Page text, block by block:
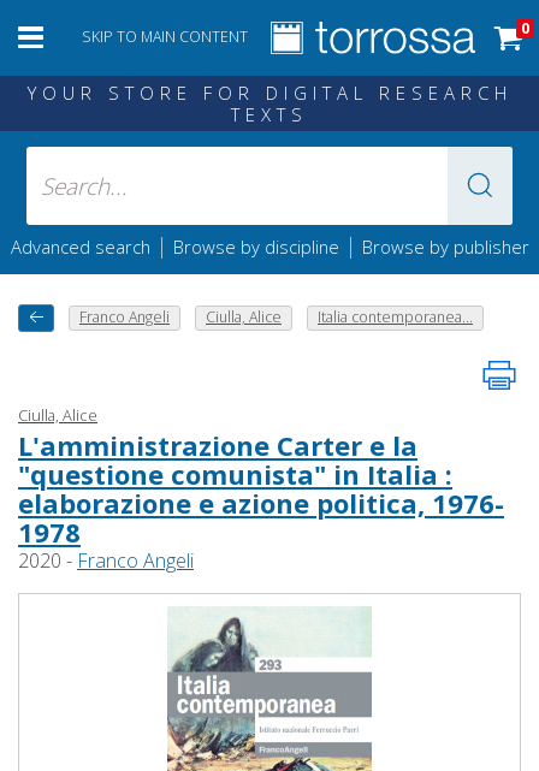
SKIP TO MAIN CONTENT 0
YOUR STORE FOR DIGITAL RESEARCH
TEXTS
Advanced search | Browse by discipline | Browse by publisher
Franco Angeli Ciulla, Alice Italia contemporanea...
Ciulla, Alice
L'amministrazione Carter e la
"questione comunista" in Italia :
elaborazione e azione politica, 1976-
1978
2020 - Franco Angeli